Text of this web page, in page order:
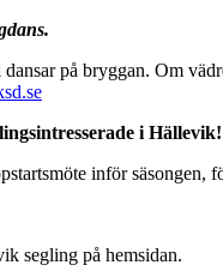
på bryggan. Om
i Hällevik!
inför säsongen,
segling på hemsidan.